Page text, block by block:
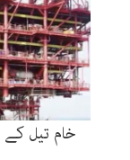
خام تیل